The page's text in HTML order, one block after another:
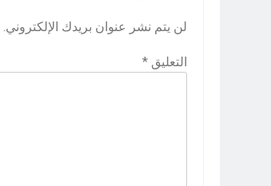
لن يتم نشر عنوان بريدك الإلكتروني.
التعليق *